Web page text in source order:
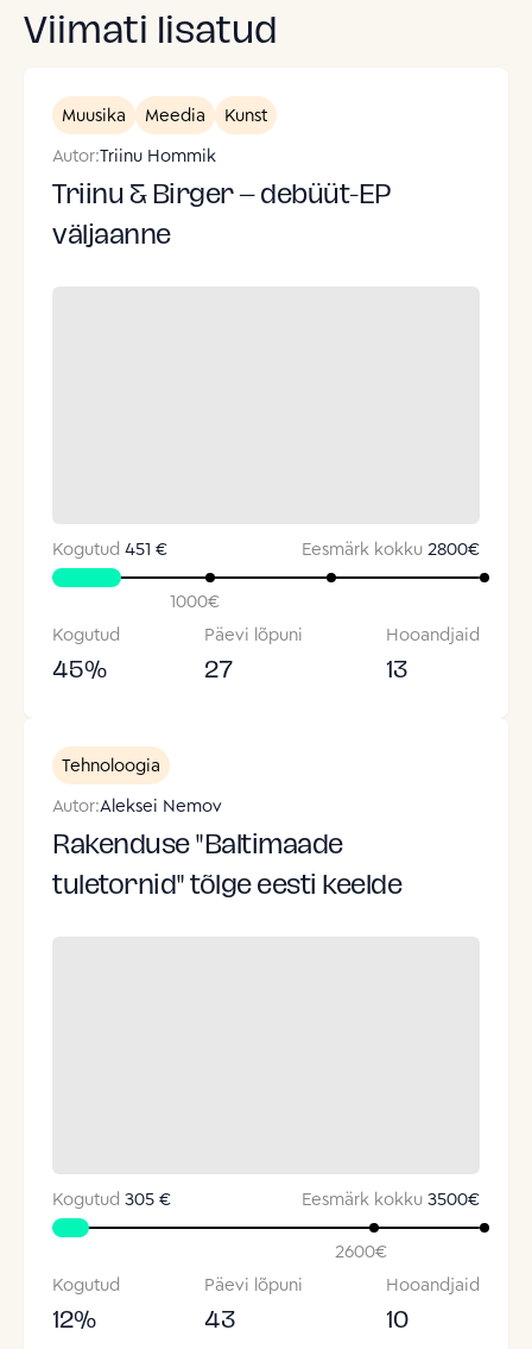
Viimati lisatud
Muusika Meedia
Kunst
Autor:Triinu Hommik
Triinu & Birger – debüüt-EP
väljaanne
Kogutud 451 € Eesmärk kokku 2800€
1000€
Kogutud
45%
Päevi lõpuni
27
Hooandjaid
13
Tehnoloogia
Autor:Aleksei Nemov
Rakenduse "Baltimaade
tuletornid" tõlge eesti keelde
Kogutud 305 € Eesmärk kokku 3500€
2600€
Kogutud
12%
Päevi lõpuni
43
Hooandjaid
10